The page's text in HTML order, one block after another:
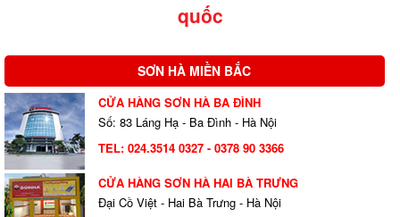
quốc
SƠN HÀ MIỀN BẮC
CỬA HÀNG SƠN HÀ BA ĐÌNH
Số: 83 Láng Hạ - Ba Đình - Hà Nội
TEL: 024.3514 0327 - 0378 90 3366
CỬA HÀNG SƠN HÀ HAI BÀ TRƯNG
Đại Cồ Việt - Hai Bà Trưng - Hà Nội